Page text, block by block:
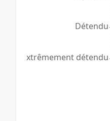
Extrêmement détendu
Détendu